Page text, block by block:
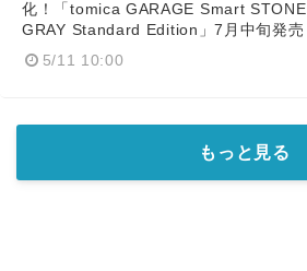
化！「tomica GARAGE Smart STONE
GRAY Standard Edition」7月中旬発売
5/11 10:00
もっと見る